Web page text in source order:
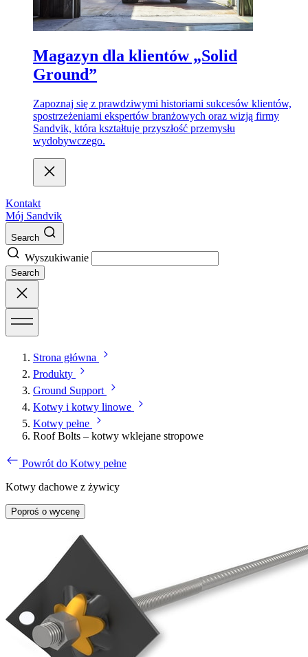
Magazyn dla klientów „Solid
Ground”
Zapoznaj się z prawdziwymi historiami sukcesów klientów,
spostrzeżeniami ekspertów branżowych oraz wizją firmy
Sandvik, która kształtuje przyszłość przemysłu
wydobywczego.
Kontakt
Mój Sandvik
Search
Wyszukiwanie
Search
Strona główna
Produkty
Ground Support
Kotwy i kotwy linowe
Kotwy pełne
Roof Bolts – kotwy wklejane stropowe
Powrót do Kotwy pełne
Kotwy dachowe z żywicy
Poproś o wycenę